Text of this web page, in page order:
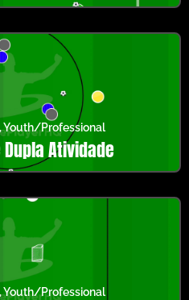
,Youth/Professional
Dupla Atividade
,Youth/Professional